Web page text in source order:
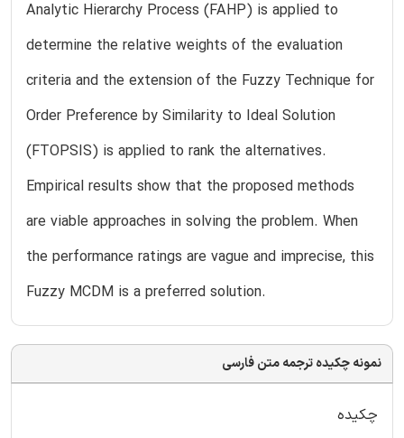
Analytic Hierarchy Process (FAHP) is applied to
determine the relative weights of the evaluation
criteria and the extension of the Fuzzy Technique for
Order Preference by Similarity to Ideal Solution
(FTOPSIS) is applied to rank the alternatives.
Empirical results show that the proposed methods
are viable approaches in solving the problem. When
the performance ratings are vague and imprecise, this
Fuzzy MCDM is a preferred solution.
نمونه چکیده ترجمه متن فارسی
چکیده